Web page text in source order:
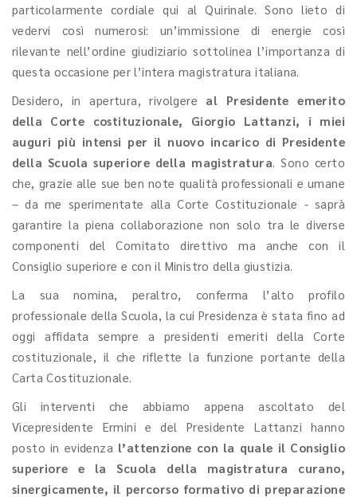
particolarmente cordiale qui al Quirinale. Sono lieto di
vedervi così numerosi: un’immissione di energie così
rilevante nell’ordine giudiziario sottolinea l’importanza di
questa occasione per l’intera magistratura italiana.
Desidero, in apertura, rivolgere al Presidente emerito
della Corte costituzionale, Giorgio Lattanzi, i miei
auguri più intensi per il nuovo incarico di Presidente
della Scuola superiore della magistratura . Sono certo
che, grazie alle sue ben note qualità professionali e umane
– da me sperimentate alla Corte Costituzionale - saprà
garantire la piena collaborazione non solo tra le diverse
componenti del Comitato direttivo ma anche con il
Consiglio superiore e con il Ministro della giustizia.
La sua nomina, peraltro, conferma l’alto profilo
professionale della Scuola, la cui Presidenza è stata fino ad
oggi affidata sempre a presidenti emeriti della Corte
costituzionale, il che riflette la funzione portante della
Carta Costituzionale.
Gli interventi che abbiamo appena ascoltato del
Vicepresidente Ermini e del Presidente Lattanzi hanno
posto in evidenza l’attenzione con la quale il Consiglio
superiore e la Scuola della magistratura curano,
sinergicamente, il percorso formativo di preparazione